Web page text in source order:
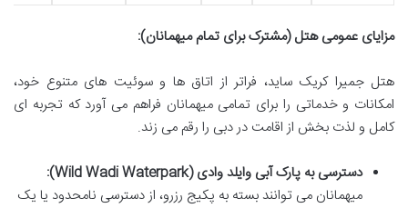
مزایای عمومی هتل (مشترک برای تمام میهمانان):
هتل جمیرا کریک ساید، فراتر از اتاق ها و سوئیت های متنوع خود،
امکانات و خدماتی را برای تمامی میهمانان فراهم می آورد که تجربه ای
کامل و لذت بخش از اقامت در دبی را رقم می زند.
دسترسی به پارک آبی وایلد وادی (Wild Wadi Waterpark):
میهمانان می توانند بسته به پکیج رزرو، از دسترسی نامحدود یا یک